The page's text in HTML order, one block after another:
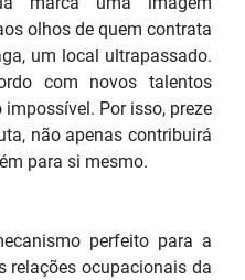
olhos de quem contrata
um local ultrapassado.
com novos talentos
Por isso, preze
não apenas contribuirá
para si mesmo.
perfeito para a
relações ocupacionais da